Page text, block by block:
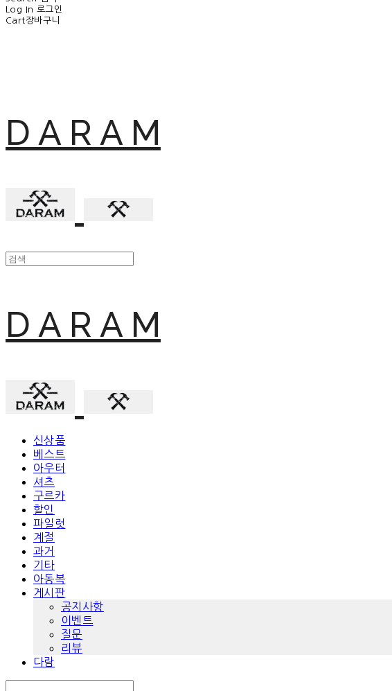
Log In 로그인
Cart장바구니
D A R A M
D A R A M
신상품
베스트
아우터
셔츠
구르카
할인
파일럿
계절
과거
기타
아동복
게시판
공지사항
이벤트
질문
리뷰
다람